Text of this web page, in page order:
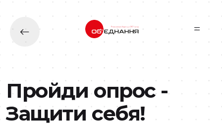
Пройди опрос -
Защити себя!